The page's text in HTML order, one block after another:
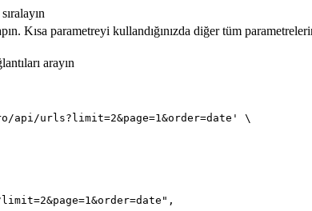
Kısa parametreyi kullandığınızda diğer tüm
arayın
urls?limit=2&page=1&order=date' \